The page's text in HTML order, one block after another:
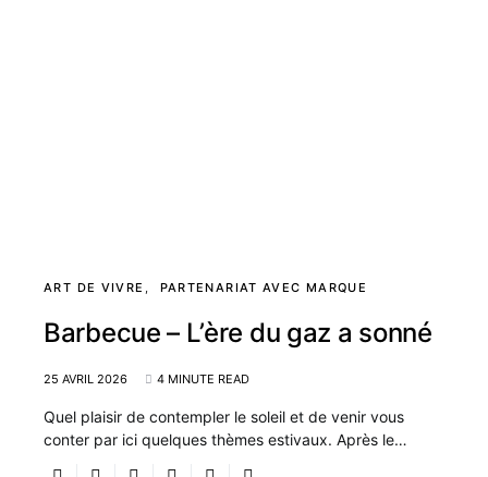
ART DE VIVRE PARTENARIAT AVEC MARQUE
Barbecue – L’ère du gaz a sonné
25 AVRIL 2026 4 MINUTE READ
Quel plaisir de contempler le soleil et de venir vous
conter par ici quelques thèmes estivaux. Après le…